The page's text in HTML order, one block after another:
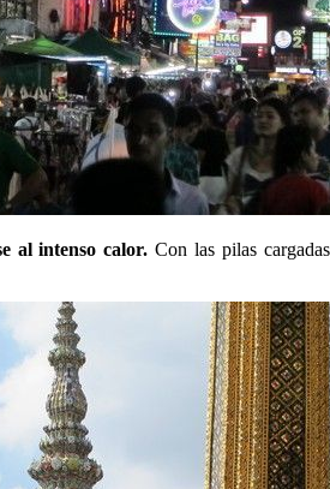
al intenso calor. Con las pilas